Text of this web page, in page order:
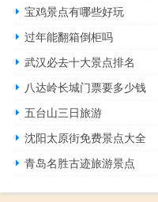
宝鸡景点有哪些好玩
过年能翻箱倒柜吗
武汉必去十大景点排名
八达岭长城门票要多少钱
五台山三日旅游
沈阳太原街免费景点大全
青岛名胜古迹旅游景点